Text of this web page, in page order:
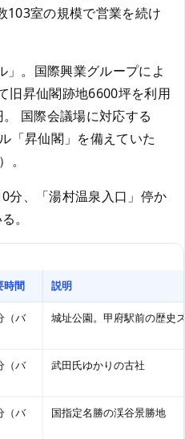
103室の規模で営業を続け
」。国際興業グループによ
旧昇仙閣跡地6600坪を利用
国際会議場に対応する
「昇仙閣」を備えていた
。
分、「湯村温泉入口」停か
。
時間 説明
（バ
城址公園。甲府駅前の歴史
（バ
武田氏ゆかりの古社
（バ
国指定名勝の渓谷景勝地